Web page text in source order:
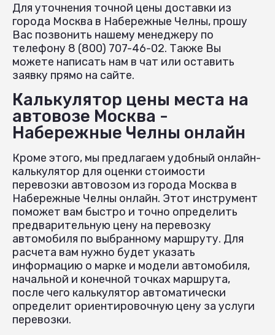
Для уточнения точной цены доставки из
города Москва в Набережные Челны, прошу
Вас позвонить нашему менеджеру по
телефону 8 (800) 707-46-02. Также Вы
можете написать нам в чат или оставить
заявку прямо на сайте.
Калькулятор цены места на
автовозе Москва -
Набережные Челны онлайн
Кроме этого, мы предлагаем удобный онлайн-
калькулятор для оценки стоимости
перевозки автовозом из города Москва в
Набережные Челны онлайн. Этот инструмент
поможет вам быстро и точно определить
предварительную цену на перевозку
автомобиля по выбранному маршруту. Для
расчета вам нужно будет указать
информацию о марке и модели автомобиля,
начальной и конечной точках маршрута,
после чего калькулятор автоматически
определит ориентировочную цену за услуги
перевозки.